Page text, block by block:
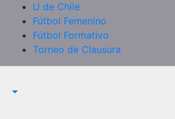
U de Chile
Fútbol Femenino
Fútbol Formativo
Torneo de Clausura